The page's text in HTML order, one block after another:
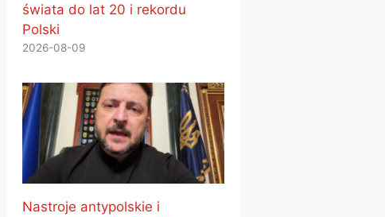
świata do lat 20 i rekordu
Polski
2026-08-09
Nastroje antypolskie i